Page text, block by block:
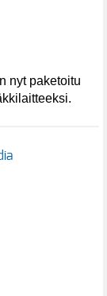
nyt paketoitu